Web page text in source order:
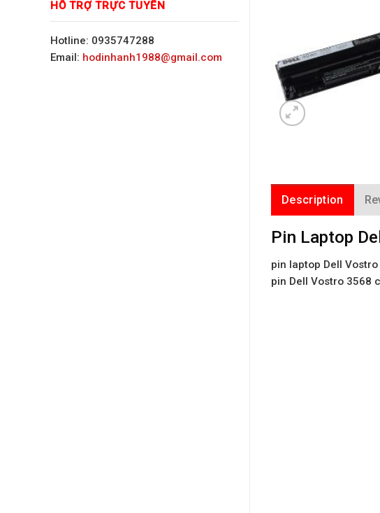
HỖ TRỢ TRỰC TUYẾN
Hotline: 0935747288
Email: hodinhanh1988@gmail.com
Description
Pin Laptop
pin laptop Dell Vostro
pin Dell Vostro 3568